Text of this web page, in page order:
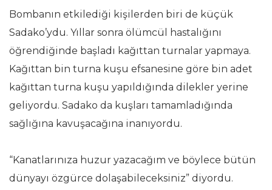
Bombanın etkilediği kişilerden biri de küçük
Sadako’ydu. Yıllar sonra ölümcül hastalığını
öğrendiğinde başladı kağıttan turnalar yapmaya.
Kağıttan bin turna kuşu efsanesine göre bin adet
kağıttan turna kuşu yapıldığında dilekler yerine
geliyordu. Sadako da kuşları tamamladığında
sağlığına kavuşacağına inanıyordu.
“Kanatlarınıza huzur yazacağım ve böylece bütün
dünyayı özgürce dolaşabileceksiniz” diyordu.